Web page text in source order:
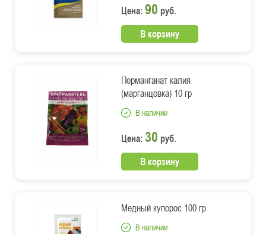
Цена: 90 руб.
В корзину
Перманганат калия
(марганцовка) 10 гр
В наличии
Цена: 30 руб.
В корзину
Медный купорос 100 гр
В наличии